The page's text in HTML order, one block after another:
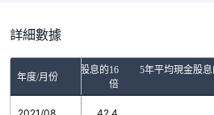
詳細數據
年度/月份
5年平均現金股息的16
倍
5年平均現金股息